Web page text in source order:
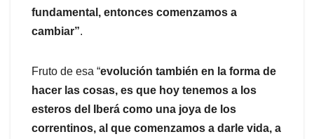
fundamental, entonces comenzamos a
cambiar”.
Fruto de esa “evolución también en la forma de
hacer las cosas, es que hoy tenemos a los
esteros del Iberá como una joya de los
correntinos, al que comenzamos a darle vida, a